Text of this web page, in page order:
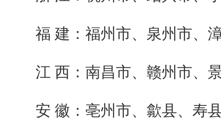
福 建：福州市、泉州市、
江 西：南昌市、赣州市、
安 徽：亳州市、歙县、寿